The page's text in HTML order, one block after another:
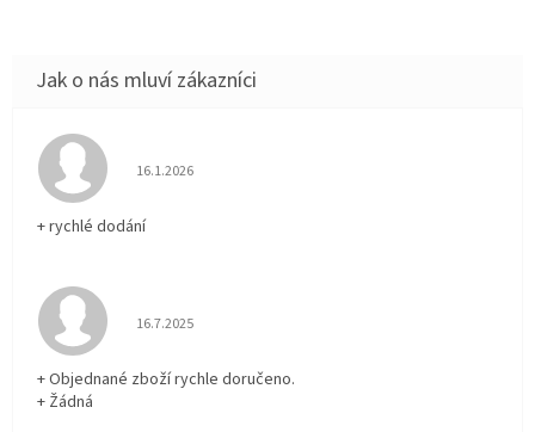
Hodnocení obchodu je 5 z 5 hvězdiček.
16.1.2026
+ rychlé dodání
Hodnocení obchodu je 5 z 5 hvězdiček.
16.7.2025
+ Objednané zboží rychle doručeno.
+ Žádná